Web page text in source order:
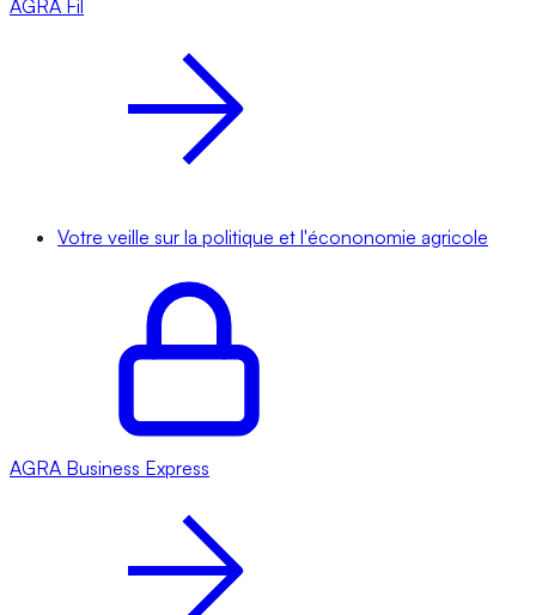
AGRA Fil
Votre veille sur la politique et l'écononomie agricole
AGRA Business Express